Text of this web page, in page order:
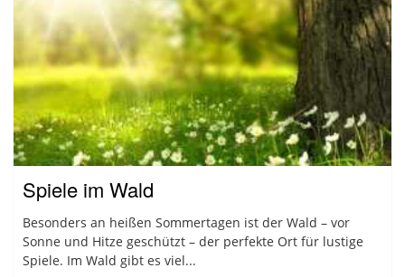
Spiele im Wald
Besonders an heißen Sommertagen ist der Wald – vor
Sonne und Hitze geschützt – der perfekte Ort für lustige
Spiele. Im Wald gibt es viel...